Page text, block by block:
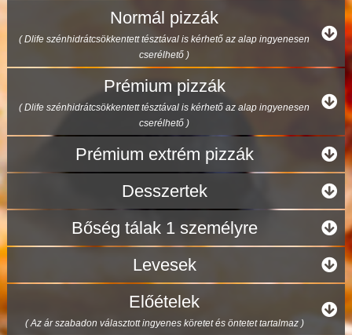
Normál pizzák
( Dlife szénhidrátcsökkentett tésztával is kérhető az alap ingyenesen
cserélhető )
Prémium pizzák
( Dlife szénhidrátcsökkentett tésztával is kérhető az alap ingyenesen
cserélhető )
Prémium extrém pizzák
Desszertek
Bőség tálak 1 személyre
Levesek
Előételek
( Az ár szabadon választott ingyenes köretet és öntetet tartalmaz )